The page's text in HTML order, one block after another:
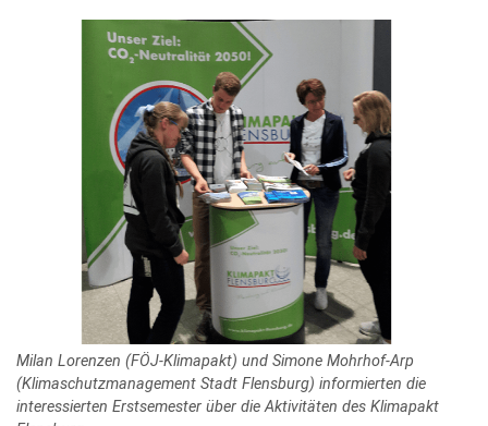
Milan Lorenzen (FÖJ-Klimapakt) und Simone Mohrhof-Arp
(Klimaschutzmanagement Stadt Flensburg) informierten die
interessierten Erstsemester über die Aktivitäten des Klimapakt